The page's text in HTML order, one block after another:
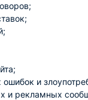
и
и рекламных